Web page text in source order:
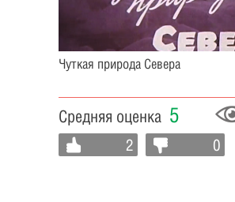
Чуткая природа Севера
Средняя оценка 5
2 0